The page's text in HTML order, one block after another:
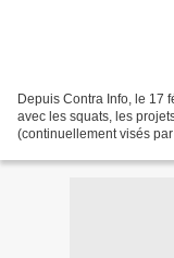
Depuis Contra Info, le 17
avec les squats, les
(continuellement visés